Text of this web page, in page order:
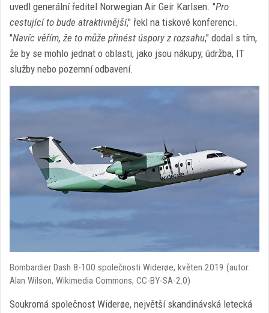
uvedl generální ředitel Norwegian Air Geir Karlsen. "Pro
cestující to bude atraktivnější," řekl na tiskové konferenci.
"Navíc věřím, že to může přinést úspory z rozsahu," dodal s tím,
že by se mohlo jednat o oblasti, jako jsou nákupy, údržba, IT
služby nebo pozemní odbavení.
Bombardier Dash 8-100 společnosti Widerøe, květen 2019 (autor:
Alan Wilson, Wikimedia Commons, CC-BY-SA-2.0)
Soukromá společnost Widerøe, největší skandinávská letecká